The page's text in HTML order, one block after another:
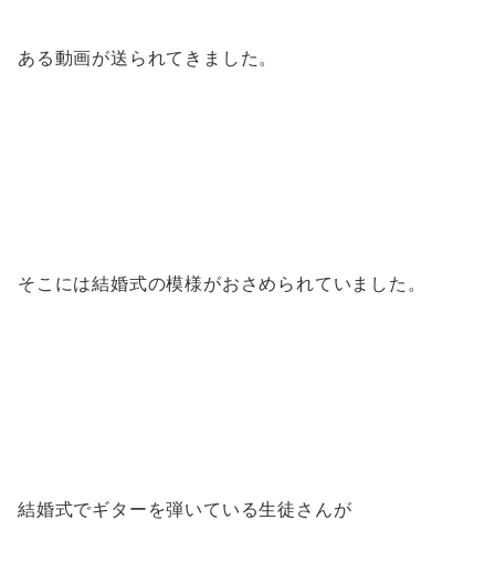
ある動画が送られてきました。
そこには結婚式の模様がおさめられていました。
結婚式でギターを弾いている生徒さんが